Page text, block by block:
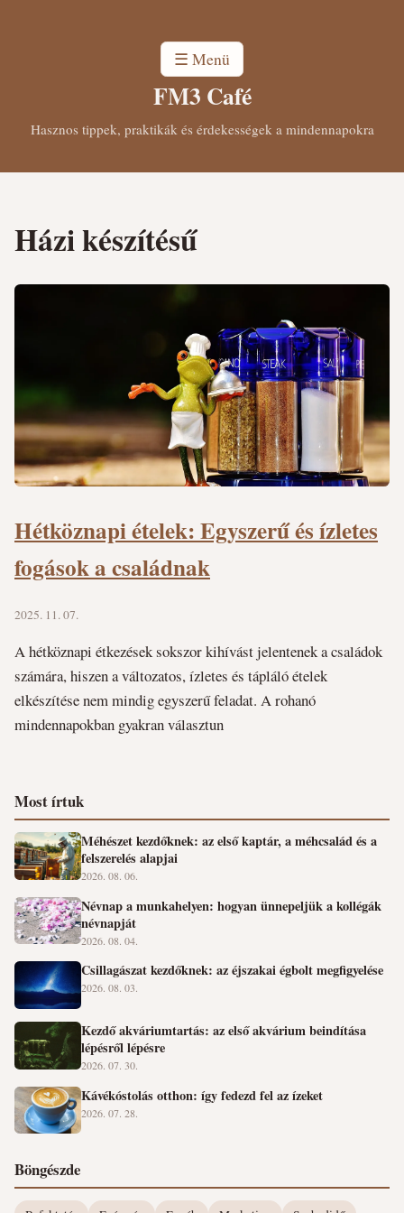
☰ Menü
FM3 Café
Hasznos tippek, praktikák és érdekességek a mindennapokra
Házi készítésű
Hétköznapi ételek: Egyszerű és ízletes
fogások a családnak
2025. 11. 07.
A hétköznapi étkezések sokszor kihívást jelentenek a családok
számára, hiszen a változatos, ízletes és tápláló ételek
elkészítése nem mindig egyszerű feladat. A rohanó
mindennapokban gyakran választun
Most írtuk
Méhészet kezdőknek: az első kaptár, a méhcsalád és a
felszerelés alapjai
2026. 08. 06.
Névnap a munkahelyen: hogyan ünnepeljük a kollégák
névnapját
2026. 08. 04.
Csillagászat kezdőknek: az éjszakai égbolt megfigyelése
2026. 08. 03.
Kezdő akváriumtartás: az első akvárium beindítása
lépésről lépésre
2026. 07. 30.
Kávékóstolás otthon: így fedezd fel az ízeket
2026. 07. 28.
Böngészde